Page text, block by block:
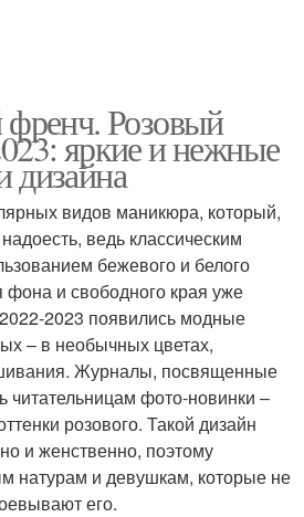
френч. Розовый
яркие и нежные
дизайна
видов маникюра, который,
ведь классическим
бежевого и белого
фона и свободного края уже
2023 появились модные
– в необычных цветах,
Журналы, посвященные
читательницам фото-новинки –
розового. Такой дизайн
и женственно, поэтому
натурам и девушкам, которые не
его.